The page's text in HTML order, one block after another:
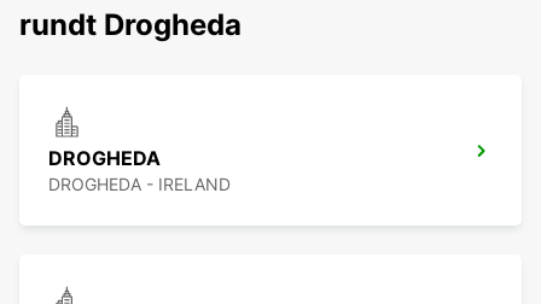
rundt Drogheda
DROGHEDA
DROGHEDA - IRELAND